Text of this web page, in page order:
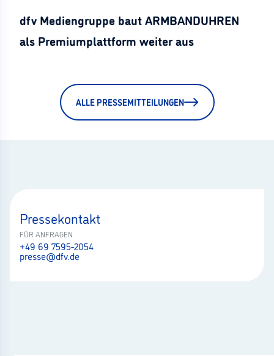
dfv Mediengruppe baut ARMBANDUHREN
als Premiumplattform weiter aus
ALLE PRESSEMITTEILUNGEN
Pressekontakt
FÜR ANFRAGEN
+49 69 7595-2054
presse@dfv.de